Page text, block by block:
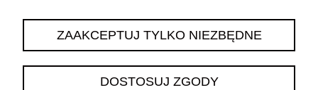
podgląd
ZAAKCEPTUJ TYLKO NIEZBĘDNE
DOSTOSUJ ZGODY